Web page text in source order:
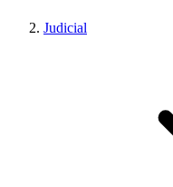
Judicial